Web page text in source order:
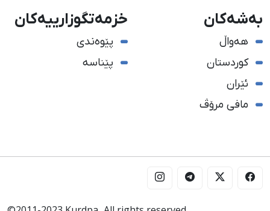
بەشەکان
هەواڵ
کوردستان
ئێران
مافی مرۆڤ
خزمەتگوزارییەکان
پێوەندی
پێناسە